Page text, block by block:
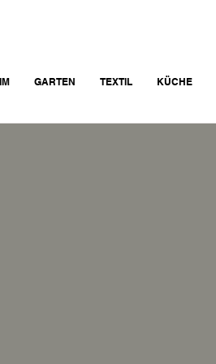
GARTEN TEXTIL KÜCHE